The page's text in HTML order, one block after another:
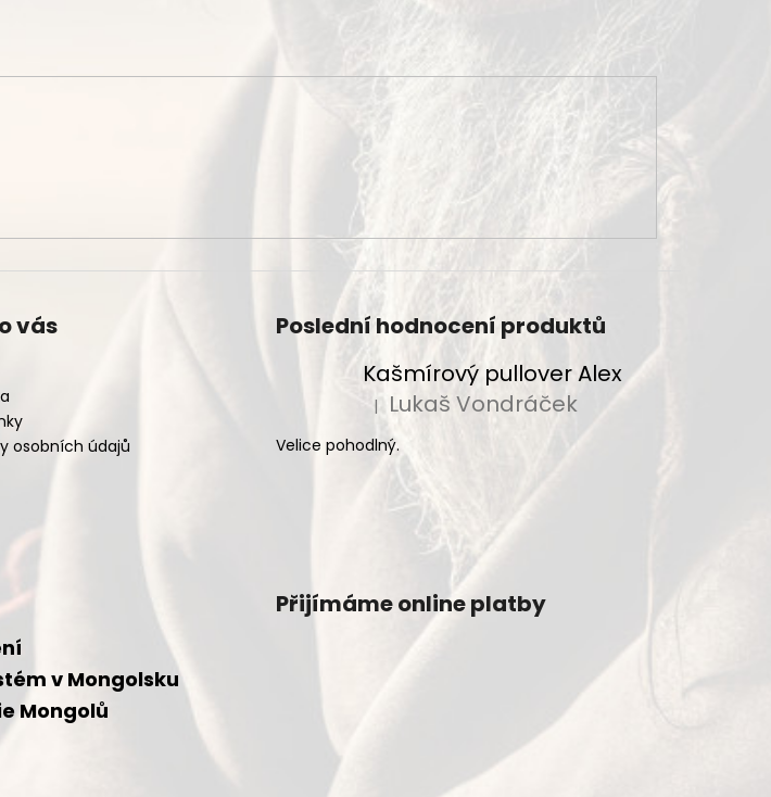
vás
osobních údajů
Poslední hodnocení produktů
Kašmírový pullover Alex
Hodnocení produktu je 5 z 5 hvězdiček.
| Lukaš Vondráček
Velice pohodlný.
v Mongolsku
Mongolů
Přijímáme online platby